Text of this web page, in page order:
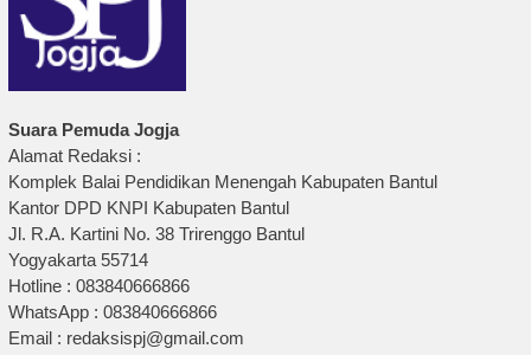
Suara Pemuda Jogja
Alamat Redaksi :
Komplek Balai Pendidikan Menengah Kabupaten Bantul
Kantor DPD KNPI Kabupaten Bantul
Jl. R.A. Kartini No. 38 Trirenggo Bantul
Yogyakarta 55714
Hotline : 083840666866
WhatsApp : 083840666866
Email : redaksispj@gmail.com